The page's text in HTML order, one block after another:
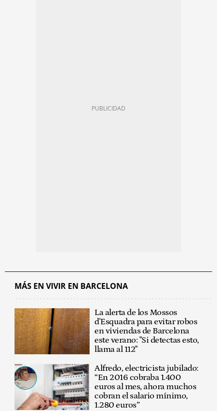
MÁS EN VIVIR EN BARCELONA
La alerta de los Mossos
d'Esquadra para evitar robos
en viviendas de Barcelona
este verano: "Si detectas esto,
llama al 112"
Alfredo, electricista jubilado:
“En 2016 cobraba 1.400
euros al mes, ahora muchos
cobran el salario mínimo,
1.280 euros”